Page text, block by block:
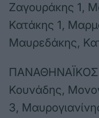
Ζαγουράκης 1,
Κατάκης 1,
Μαυρεδάκης,
ΠΑΝΑΘΗΝΑΪΚΟΣ
Κουνάδης,
3,